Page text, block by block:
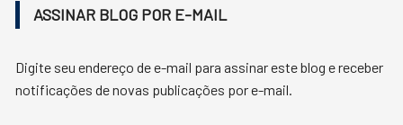
ASSINAR BLOG POR E-MAIL
Digite seu endereço de e-mail para assinar este blog e receber
notificações de novas publicações por e-mail.